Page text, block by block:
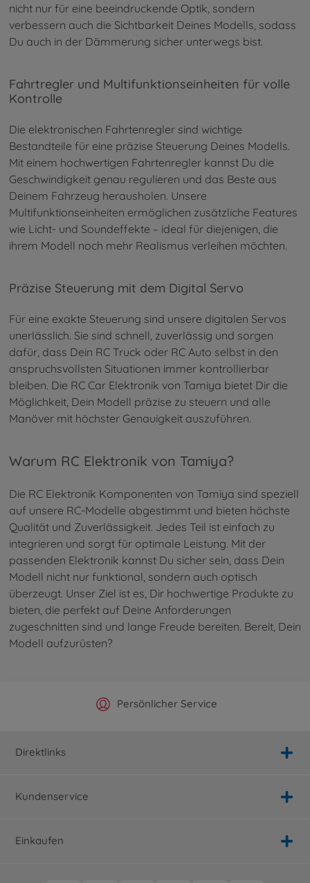
nicht nur für eine beeindruckende Optik, sondern
verbessern auch die Sichtbarkeit Deines Modells, sodass
Du auch in der Dämmerung sicher unterwegs bist.
Fahrtregler und Multifunktionseinheiten für volle
Kontrolle
Die elektronischen Fahrtenregler sind wichtige
Bestandteile für eine präzise Steuerung Deines Modells.
Mit einem hochwertigen Fahrtenregler kannst Du die
Geschwindigkeit genau regulieren und das Beste aus
Deinem Fahrzeug herausholen. Unsere
Multifunktionseinheiten ermöglichen zusätzliche Features
wie Licht- und Soundeffekte – ideal für diejenigen, die
ihrem Modell noch mehr Realismus verleihen möchten.
Präzise Steuerung mit dem Digital Servo
Für eine exakte Steuerung sind unsere digitalen Servos
unerlässlich. Sie sind schnell, zuverlässig und sorgen
dafür, dass Dein RC Truck oder RC Auto selbst in den
anspruchsvollsten Situationen immer kontrollierbar
bleiben. Die RC Car Elektronik von Tamiya bietet Dir die
Möglichkeit, Dein Modell präzise zu steuern und alle
Manöver mit höchster Genauigkeit auszuführen.
Warum RC Elektronik von Tamiya?
Die RC Elektronik Komponenten von Tamiya sind speziell
auf unsere RC-Modelle abgestimmt und bieten höchste
Qualität und Zuverlässigkeit. Jedes Teil ist einfach zu
integrieren und sorgt für optimale Leistung. Mit der
passenden Elektronik kannst Du sicher sein, dass Dein
Modell nicht nur funktional, sondern auch optisch
überzeugt. Unser Ziel ist es, Dir hochwertige Produkte zu
bieten, die perfekt auf Deine Anforderungen
zugeschnitten sind und lange Freude bereiten. Bereit, Dein
Modell aufzurüsten?
Offizieller Hersteller Shop
Persönlicher Service
Versandkostenfrei ab 25€
Schnelle Lieferung
Direktlinks
Kundenservice
Einkaufen